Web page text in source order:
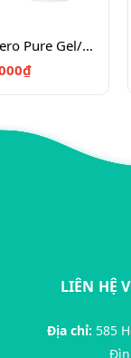
PROFIDERM Axero Pure Gel/Gel đặc trị mụn giảm thâm 20ml
LIÊN HỆ
Địa chỉ: 585